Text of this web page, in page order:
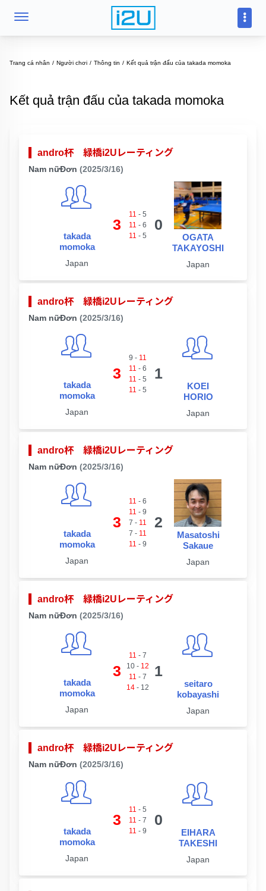
Trang cá nhân Người chơi Thông tin Kết quả trận đấu của takada momoka
Kết quả trận đấu của takada momoka
andro杯 緑橋i2Uレーティング
Nam nữĐơn (2025/3/16)
takada
momoka
Japan
3
11 - 5
11 - 6
11 - 5
0
OGATA
TAKAYOSHI
Japan
andro杯 緑橋i2Uレーティング
Nam nữĐơn (2025/3/16)
takada
momoka
Japan
3
9 - 11
11 - 6
11 - 5
11 - 5
1
KOEI
HORIO
Japan
andro杯 緑橋i2Uレーティング
Nam nữĐơn (2025/3/16)
takada
momoka
Japan
3
11 - 6
11 - 9
7 - 11
7 - 11
11 - 9
2
Masatoshi
Sakaue
Japan
andro杯 緑橋i2Uレーティング
Nam nữĐơn (2025/3/16)
takada
momoka
Japan
3
11 - 7
10- 12
11 - 7
14- 12
1
seitaro
kobayashi
Japan
andro杯 緑橋i2Uレーティング
Nam nữĐơn (2025/3/16)
takada
momoka
Japan
3
11 - 5
11 - 7
11 - 9
0
EIHARA
TAKESHI
Japan